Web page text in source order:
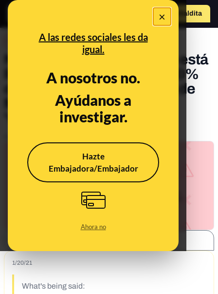
×
A las redes sociales les da
igual.
A nosotros no.
Ayúdanos a
investigar.
Hazte
Embajadora/Embajador
Ahora no
Hazte Maldita
No, el Banco Santander no está
llamando para ofrecer un 30%
de descuento en la factura de
Movistar: es un caso de
1/20/21
What's being said: